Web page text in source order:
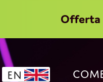
Offerta
EN